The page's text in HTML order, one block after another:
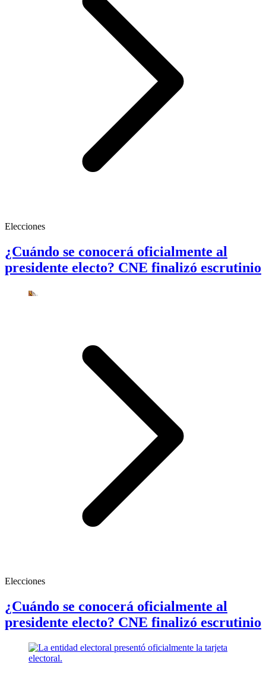
Elecciones
¿Cuándo se conocerá oficialmente al
presidente electo? CNE finalizó escrutinio
Elecciones
¿Cuándo se conocerá oficialmente al
presidente electo? CNE finalizó escrutinio